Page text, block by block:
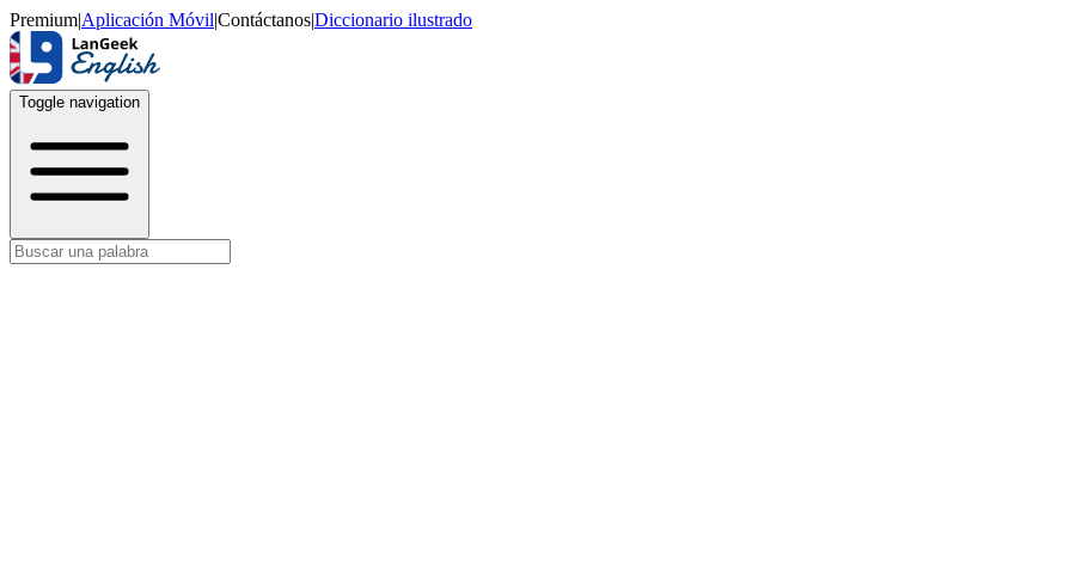
Premium|Aplicación Móvil|Contáctanos|Diccionario ilustrado
Toggle navigation